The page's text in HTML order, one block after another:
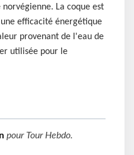
La coque est
efficacité énergétique
provenant de l'eau de
utilisée pour le
pour Tour Hebdo.